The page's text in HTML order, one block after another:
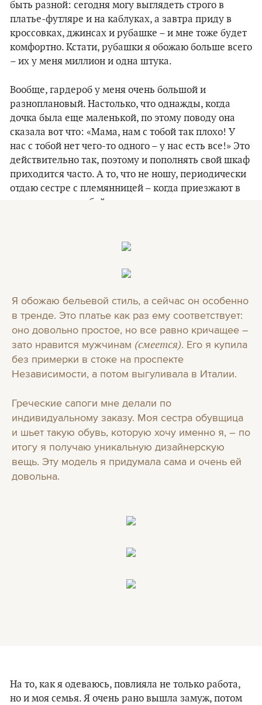
быть разной: сегодня могу выглядеть строго в
платье-футляре и на каблуках, а завтра приду в
кроссовках, джинсах и рубашке – и мне тоже будет
комфортно. Кстати, рубашки я обожаю больше всего
– их у меня миллион и одна штука.
Вообще, гардероб у меня очень большой и
разноплановый. Настолько, что однажды, когда
дочка была еще маленькой, по этому поводу она
сказала вот что: «Мама, нам с тобой так плохо! У
нас с тобой нет чего-то одного – у нас есть все!» Это
действительно так, поэтому и пополнять свой шкаф
приходится часто. А то, что не ношу, периодически
отдаю сестре с племянницей – когда приезжают в
гости, увозят с собой целые чемоданы.
Я обожаю бельевой стиль, а сейчас он особенно
в тренде. Это платье как раз ему соответствует:
оно довольно простое, но все равно кричащее –
зато нравится мужчинам (смеется). Его я купила
без примерки в стоке на проспекте
Независимости, а потом выгуливала в Италии.
Греческие сапоги мне делали по
индивидуальному заказу. Моя сестра обувщица
и шьет такую обувь, которую хочу именно я, – по
итогу я получаю уникальную дизайнерскую
вещь. Эту модель я придумала сама и очень ей
довольна.
На то, как я одеваюсь, повлияла не только работа,
но и моя семья. Я очень рано вышла замуж, потом